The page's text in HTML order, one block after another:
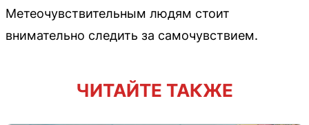
Метеочувствительным людям стоит
внимательно следить за самочувствием.
ЧИТАЙТЕ ТАКЖЕ